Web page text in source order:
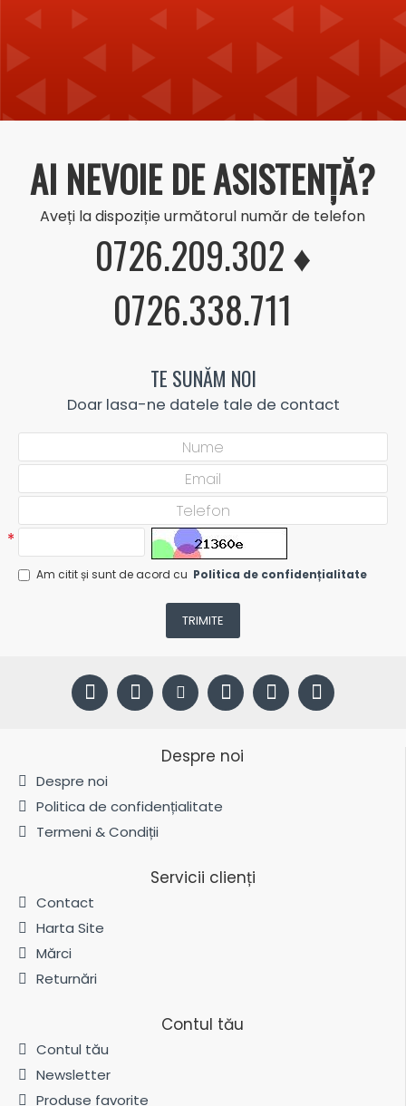
AI NEVOIE DE ASISTENȚĂ?
Aveți la dispoziție următorul număr de telefon
0726.209.302 ♦
0726.338.711
TE SUNĂM NOI
Doar lasa-ne datele tale de contact
Am citit și sunt de acord cu Politica de confidențialitate
TRIMITE
Despre noi
Despre noi
Politica de confidențialitate
Termeni & Condiții
Servicii clienți
Contact
Harta Site
Mărci
Returnări
Contul tău
Contul tău
Newsletter
Produse favorite